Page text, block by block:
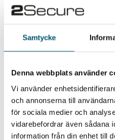
Samtycke
Denna webbplats använder
Vi använder
och annonserna till
för sociala medier och
vidarebefordrar även sådana
information från din enhet till
kommer att ligga till
träder i kraft under 2021.
lagstiftningen innebär
fler än 10 000 invånare
tillhandahålla en
Det finns mycket att
effektiva